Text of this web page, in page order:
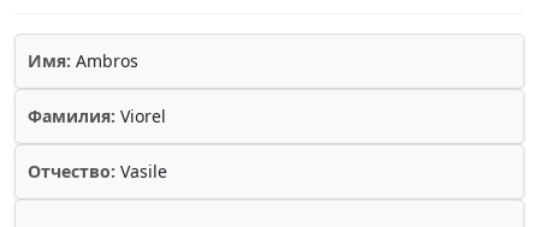
Имя: Ambros
Фамилия: Viorel
Отчество: Vasile